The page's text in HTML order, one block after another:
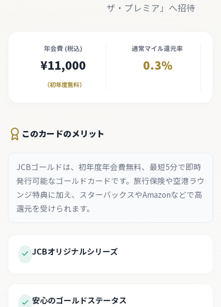
ザ・プレミア」へ招待
年会費 (税込)
¥11,000
（初年度無料）
通常マイル還元率
0.3%
このカードのメリット
JCBゴールドは、初年度年会費無料、最短5分で即時
発行可能なゴールドカードです。旅行保険や空港ラウ
ンジ特典に加え、スターバックスやAmazonなどで高
還元を受けられます。
JCBオリジナルシリーズ
安心のゴールドステータス